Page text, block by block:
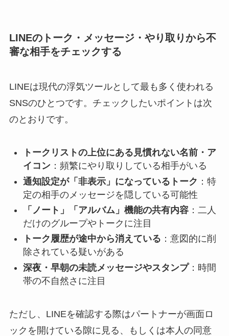
LINEのトーク・メッセージ・やり取りから不
審な相手をチェックする
LINEは現代の浮気ツールとして最も多く使われる
SNSのひとつです。チェックしたいポイントは次
のとおりです。
トークリストの上位にある見慣れない名前・ア
イコン：頻繁にやり取りしている相手がいる
通知設定が「非表示」になっているトーク ：特
定の相手のメッセージを隠している可能性
「ノート」「アルバム」機能の共有内容：二人
だけのグループやトークに注目
トーク履歴が途中から消えている ：意図的に削
除されている疑いがある
深夜・早朝の未読メッセージやスタンプ：時間
帯の不自然さに注目
ただし、LINEを確認する際はパートナーが画面ロ
ックを開けている隙に見る、もしくは本人の同意